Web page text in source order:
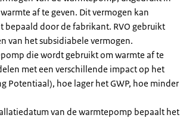
af te geven. Dit vermogen kan
door de fabrikant. RVO gebruikt
van het subsidiabele vermogen.
die wordt gebruikt om warmte af te
met een verschillende impact op het
Potentiaal), hoe lager het GWP, hoe minder
van de warmtepomp bepaalt het